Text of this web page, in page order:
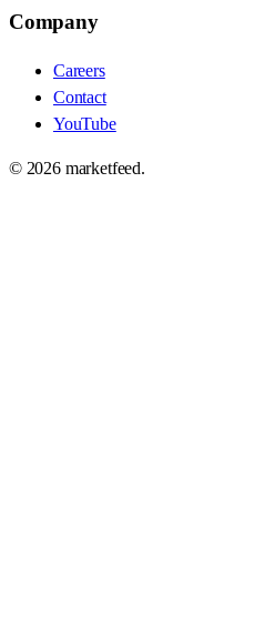
Company
Careers
Contact
YouTube
© 2026marketfeed.